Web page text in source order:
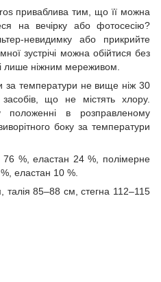
приваблива тим, що її можна
на вечірку або фотосесію?
невидимку або прикрийте
зустрічі можна обійтися без
лише ніжним мереживом.
за температури не вище ніж 30
що не містять хлору.
положенні в розправленому
боку за температури
%, еластан 24 %, полімерне
еластан 10 %.
талія 85–88 см, стегна 112–115